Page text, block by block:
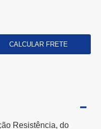
Resistência, do